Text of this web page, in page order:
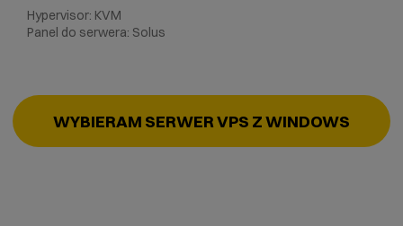
Hypervisor: KVM
Panel do serwera: Solus
WYBIERAM SERWER VPS Z WINDOWS